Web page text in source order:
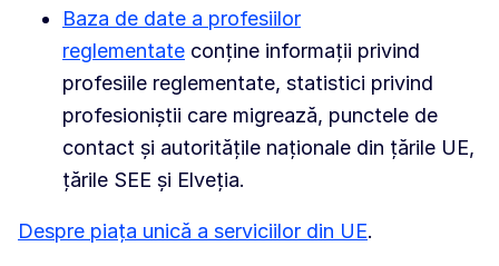
Baza de date a profesiilor
reglementate conține informații privind
profesiile reglementate, statistici privind
profesioniștii care migrează, punctele de
contact și autoritățile naționale din țările UE,
țările SEE și Elveția.
Despre piața unică a serviciilor din UE.